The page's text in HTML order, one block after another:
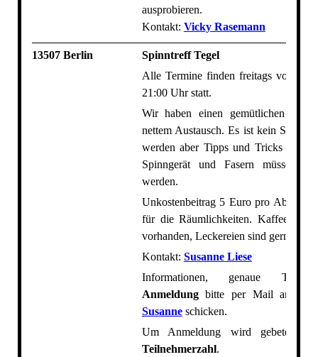
ausprobieren.
Kontakt: Vicky Rasemann
13507 Berlin
Spinntreff Tegel
Alle Termine finden freitags von
21:00 Uhr statt.
Wir haben einen gemütlichen
nettem Austausch. Es ist kein
werden aber Tipps und Tricks
Spinngerät und Fasern müssen
werden.
Unkostenbeitrag 5 Euro pro Abend
für die Räumlichkeiten. Kaffee und
vorhanden, Leckereien sind gerne
Kontakt: Susanne Liese
Informationen, genaue
Anmeldungbitte per Mail an den
Susanneschicken.
Um Anmeldung wird gebeten!
Teilnehmerzahl.